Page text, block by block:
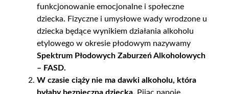
funkcjonowanie emocjonalne i społeczne
dziecka. Fizyczne i umysłowe wady wrodzone u
dziecka będące wynikiem działania alkoholu
etylowego w okresie płodowym nazywamy
Spektrum Płodowych Zaburzeń Alkoholowych
– FASD.
W czasie ciąży nie ma dawki alkoholu, która